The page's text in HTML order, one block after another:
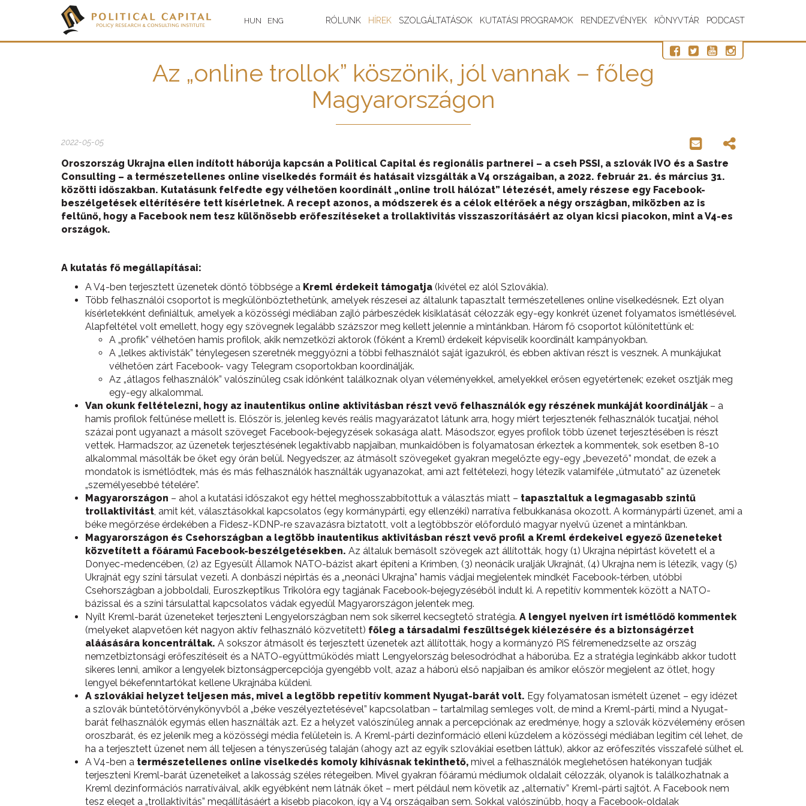
HUN ENG RÓLUNK HÍREK SZOLGÁLTATÁSOK KUTATÁSI PROGRAMOK RENDEZVÉNYEK KÖNYVTÁR PODCAST
Az „online trollok” köszönik, jól vannak – főleg
Magyarországon
2022-05-05
Oroszország Ukrajna ellen indított háborúja kapcsán a Political Capital és regionális partnerei – a cseh PSSI, a szlovák IVO és a Sastre
Consulting – a természetellenes online viselkedés formáit és hatásait vizsgálták a V4 országaiban, a 2022. február 21. és március 31.
közötti időszakban. Kutatásunk felfedte egy vélhetően koordinált „online troll hálózat” létezését, amely részese egy Facebook-
beszélgetések eltérítésére tett kísérletnek. A recept azonos, a módszerek és a célok eltérőek a négy országban, miközben az is
feltűnő, hogy a Facebook nem tesz különösebb erőfeszítéseket a trollaktivitás visszaszorításáért az olyan kicsi piacokon, mint a V4-es
országok.
A kutatás fő megállapításai:
A V4-ben terjesztett üzenetek döntő többsége a Kreml érdekeit támogatja (kivétel ez alól Szlovákia).
Több felhasználói csoportot is megkülönböztethetünk, amelyek részesei az általunk tapasztalt természetellenes online viselkedésnek. Ezt olyan
kísérletekként definiáltuk, amelyek a közösségi médiában zajló párbeszédek kisiklatását célozzák egy-egy konkrét üzenet folyamatos ismétlésével.
Alapfeltétel volt emellett, hogy egy szövegnek legalább százszor meg kellett jelennie a mintánkban. Három fő csoportot különítettünk el:
A „profik” vélhetően hamis profilok, akik nemzetközi aktorok (főként a Kreml) érdekeit képviselik koordinált kampányokban.
A „lelkes aktivisták” ténylegesen szeretnék meggyőzni a többi felhasználót saját igazukról, és ebben aktívan részt is vesznek. A munkájukat
vélhetően zárt Facebook- vagy Telegram csoportokban koordinálják.
Az „átlagos felhasználók” valószínűleg csak időnként találkoznak olyan véleményekkel, amelyekkel erősen egyetértenek; ezeket osztják meg
egy-egy alkalommal.
Van okunk feltételezni, hogy az inautentikus online aktivitásban részt vevő felhasználók egy részének munkáját koordinálják – a
hamis profilok feltűnése mellett is. Először is, jelenleg kevés reális magyarázatot látunk arra, hogy miért terjesztenék felhasználók tucatjai, néhol
százai pont ugyanazt a másolt szöveget Facebook-bejegyzések sokasága alatt. Másodszor, egyes profilok több üzenet terjesztésében is részt
vettek. Harmadszor, az üzenetek terjesztésének legaktívabb napjaiban, munkaidőben is folyamatosan érkeztek a kommentek, sok esetben 8-10
alkalommal másolták be őket egy órán belül. Negyedszer, az átmásolt szövegeket gyakran megelőzte egy-egy „bevezető” mondat, de ezek a
mondatok is ismétlődtek, más és más felhasználók használták ugyanazokat, ami azt feltételezi, hogy létezik valamiféle „útmutató” az üzenetek
„személyesebbé tételére”.
Magyarországon – ahol a kutatási időszakot egy héttel meghosszabbítottuk a választás miatt – tapasztaltuk a legmagasabb szintű
trollaktivitást, amit két, választásokkal kapcsolatos (egy kormánypárti, egy ellenzéki) narratíva felbukkanása okozott. A kormánypárti üzenet, ami a
béke megőrzése érdekében a Fidesz-KDNP-re szavazásra biztatott, volt a legtöbbször előforduló magyar nyelvű üzenet a mintánkban.
Magyarországon és Csehországban a legtöbb inautentikus aktivitásban részt vevő profil a Kreml érdekeivel egyező üzeneteket
közvetített a főáramú Facebook-beszélgetésekben. Az általuk bemásolt szövegek azt állították, hogy (1) Ukrajna népirtást követett el a
Donyec-medencében, (2) az Egyesült Államok NATO-bázist akart építeni a Krímben, (3) neonácik uralják Ukrajnát, (4) Ukrajna nem is létezik, vagy (5)
Ukrajnát egy színi társulat vezeti. A donbászi népirtás és a „neonáci Ukrajna” hamis vádjai megjelentek mindkét Facebook-térben, utóbbi
Csehországban a jobboldali, Euroszkeptikus Trikolóra egy tagjának Facebook-bejegyzéséből indult ki. A repetitív kommentek között a NATO-
bázissal és a színi társulattal kapcsolatos vádak egyedül Magyarországon jelentek meg.
Nyílt Kreml-barát üzeneteket terjeszteni Lengyelországban nem sok sikerrel kecsegtető stratégia. A lengyel nyelven írt ismétlődő kommentek
(melyeket alapvetően két nagyon aktív felhasználó közvetített) főleg a társadalmi feszültségek kiélezésére és a biztonságérzet
aláásására koncentráltak. A sokszor átmásolt és terjesztett üzenetek azt állították, hogy a kormányzó PiS félremenedzselte az ország
nemzetbiztonsági erőfeszítéseit és a NATO-együttműködés miatt Lengyelország belesodródhat a háborúba. Ez a stratégia leginkább akkor tudott
sikeres lenni, amikor a lengyelek biztonságpercepciója gyengébb volt, azaz a háború első napjaiban és amikor először megjelent az ötlet, hogy
lengyel békefenntartókat kellene Ukrajnába küldeni.
A szlovákiai helyzet teljesen más, mivel a legtöbb repetitív komment Nyugat-barát volt. Egy folyamatosan ismételt üzenet – egy idézet
a szlovák büntetőtörvénykönyvből a „béke veszélyeztetésével” kapcsolatban – tartalmilag semleges volt, de mind a Kreml-párti, mind a Nyugat-
barát felhasználók egymás ellen használták azt. Ez a helyzet valószínűleg annak a percepciónak az eredménye, hogy a szlovák közvélemény erősen
oroszbarát, és ez jelenik meg a közösségi média felületein is. A Kreml-párti dezinformáció elleni küzdelem a közösségi médiában legitim cél lehet, de
ha a terjesztett üzenet nem áll teljesen a tényszerűség talaján (ahogy azt az egyik szlovákiai esetben láttuk), akkor az erőfeszítés visszafelé sülhet el.
A V4-ben a természetellenes online viselkedés komoly kihívásnak tekinthető, mivel a felhasználók meglehetősen hatékonyan tudják
terjeszteni Kreml-barát üzeneteiket a lakosság széles rétegeiben. Mivel gyakran főáramú médiumok oldalait célozzák, olyanok is találkozhatnak a
Kreml dezinformációs narratíváival, akik egyébként nem látnák őket – mert például nem követik az „alternatív” Kreml-párti sajtót. A Facebook nem
tesz eleget a „trollaktivitás” megállításáért a kisebb piacokon, így a V4 országaiban sem. Sokkal valószínűbb, hogy a Facebook-oldalak